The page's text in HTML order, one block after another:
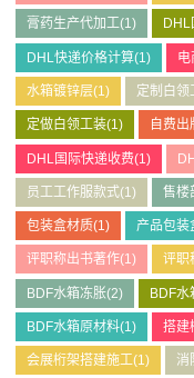
膏药生产代加工(1)
DHL快递价格计算(1)
水箱镀锌层(1) 定制白领
定做白领工装(1) 自费出
DHL国际快递收费(1)
员工工作服款式(1) 售楼
包装盒材质(1) 产品包装
评职称出书著作(1) 评职
BDF水箱冻胀(2) BDF水
BDF水箱原材料(1) 搭建
会展桁架搭建施工(1) 消